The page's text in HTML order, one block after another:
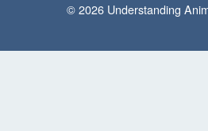
© 2026 Understanding